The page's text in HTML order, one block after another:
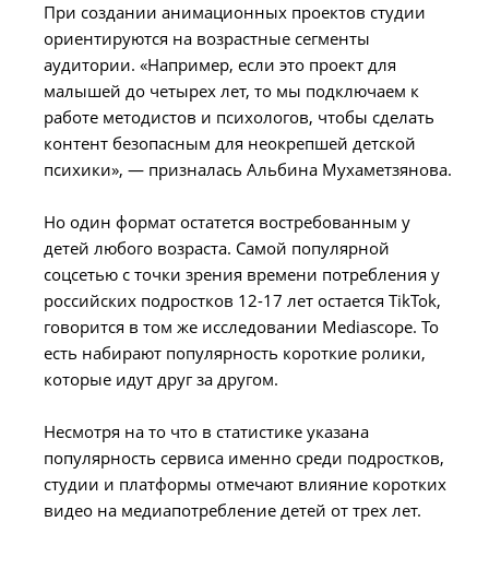
При создании анимационных проектов студии
ориентируются на возрастные сегменты
аудитории. «Например, если это проект для
малышей до четырех лет, то мы подключаем к
работе методистов и психологов, чтобы сделать
контент безопасным для неокрепшей детской
психики», — призналась Альбина Мухаметзянова.
Но один формат остатется востребованным у
детей любого возраста. Самой популярной
соцсетью с точки зрения времени потребления у
российских подростков 12-17 лет остается TikTok,
говорится в том же исследовании Mediascope. То
есть набирают популярность короткие ролики,
которые идут друг за другом.
Несмотря на то что в статистике указана
популярность сервиса именно среди подростков,
студии и платформы отмечают влияние коротких
видео на медиапотребление детей от трех лет.